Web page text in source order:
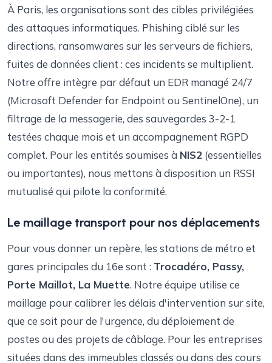
À Paris, les organisations sont des cibles privilégiées
des attaques informatiques. Phishing ciblé sur les
directions, ransomwares sur les serveurs de fichiers,
fuites de données client : ces incidents se multiplient.
Notre offre intègre par défaut un EDR managé 24/7
(Microsoft Defender for Endpoint ou SentinelOne), un
filtrage de la messagerie, des sauvegardes 3-2-1
testées chaque mois et un accompagnement RGPD
complet. Pour les entités soumises à NIS2 (essentielles
ou importantes), nous mettons à disposition un RSSI
mutualisé qui pilote la conformité.
Le maillage transport pour nos déplacements
Pour vous donner un repère, les stations de métro et
gares principales du 16e sont : Trocadéro, Passy,
Porte Maillot, La Muette. Notre équipe utilise ce
maillage pour calibrer les délais d'intervention sur site,
que ce soit pour de l'urgence, du déploiement de
postes ou des projets de câblage. Pour les entreprises
situées dans des immeubles classés ou dans des cours